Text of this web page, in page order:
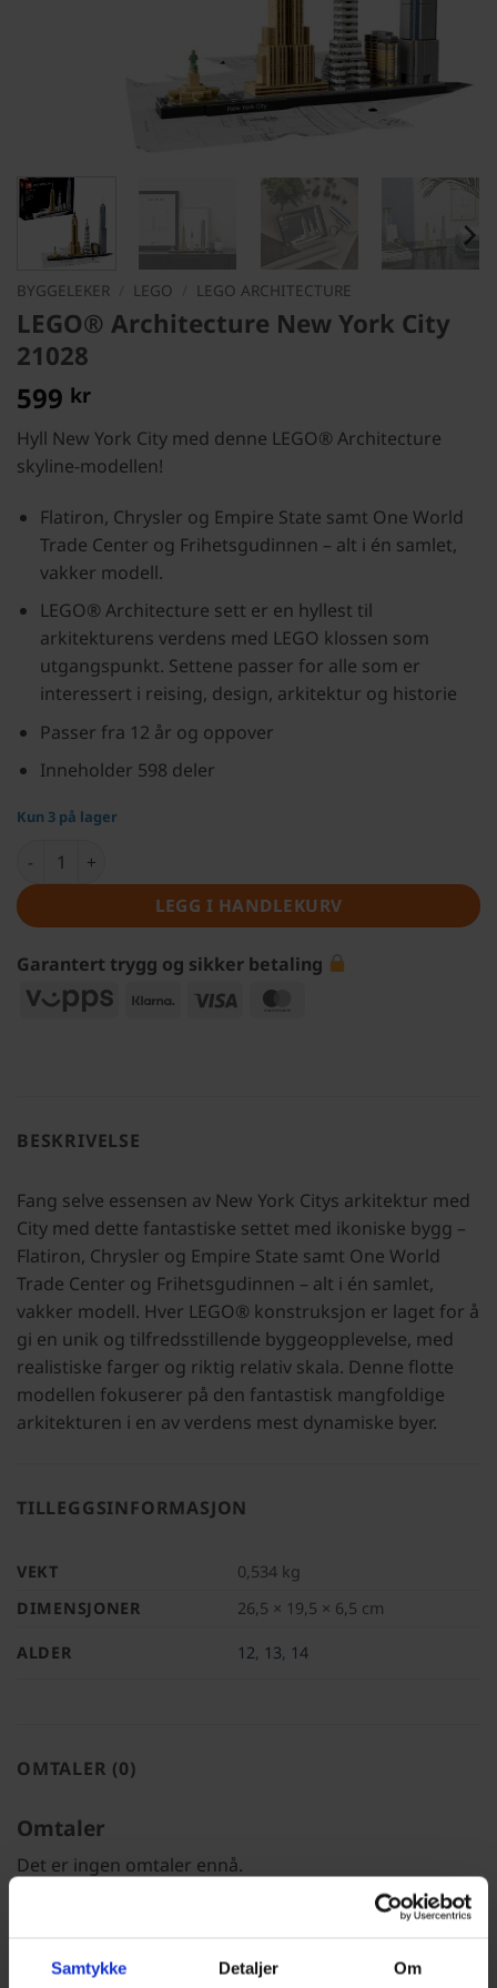
Samtykke Detaljer Om
BYGGELEKER LEGO LEGO ARCHITECTURE
LEGO® Architecture New York City
21028
599 kr
Hyll New York City med denne LEGO® Architecture
skyline-modellen!
Flatiron, Chrysler og Empire State samt One World
Trade Center og Frihetsgudinnen – alt i én samlet,
vakker modell.
LEGO® Architecture sett er en hyllest til
arkitekturens verdens med LEGO klossen som
utgangspunkt. Settene passer for alle som er
interessert i reising, design, arkitektur og historie
Passer fra 12 år og oppover
Inneholder 598 deler
Kun 3 på lager
LEGO® Architecture New York City 21028 antall
LEGG I HANDLEKURV
Garantert trygg og sikker betaling
Vipps
Klarna Visa
BESKRIVELSE
Fang selve essensen av New York Citys arkitektur med
City med dette fantastiske settet med ikoniske bygg –
Flatiron, Chrysler og Empire State samt One World
Trade Center og Frihetsgudinnen – alt i én samlet,
vakker modell. Hver LEGO® konstruksjon er laget for å
gi en unik og tilfredsstillende byggeopplevelse, med
realistiske farger og riktig relativ skala. Denne flotte
modellen fokuserer på den fantastisk mangfoldige
arkitekturen i en av verdens mest dynamiske byer.
TILLEGGSINFORMASJON
VEKT
0,534 kg
DIMENSJONER
26,5 × 19,5 × 6,5 cm
ALDER 12, 13, 14
OMTALER (0)
Omtaler
Det er ingen omtaler ennå.